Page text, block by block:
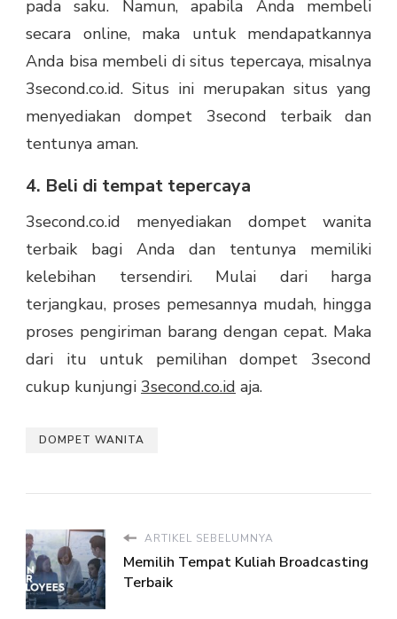
pada saku. Namun, apabila Anda membeli
secara online, maka untuk mendapatkannya
Anda bisa membeli di situs tepercaya, misalnya
3second.co.id. Situs ini merupakan situs yang
menyediakan dompet 3second terbaik dan
tentunya aman.
4. Beli di tempat tepercaya
3second.co.id menyediakan dompet wanita
terbaik bagi Anda dan tentunya memiliki
kelebihan tersendiri. Mulai dari harga
terjangkau, proses pemesannya mudah, hingga
proses pengiriman barang dengan cepat. Maka
dari itu untuk pemilihan dompet 3second
cukup kunjungi 3second.co.id aja.
DOMPET WANITA
ARTIKEL SEBELUMNYA
Memilih Tempat Kuliah Broadcasting
Terbaik